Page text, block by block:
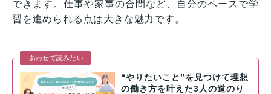
できます。仕事や家事の合間など、自分のペースで学
習を進められる点は大きな魅力です。
あわせて読みたい
“やりたいこと”を見つけて理想
の働き方を叶えた3人の道のり